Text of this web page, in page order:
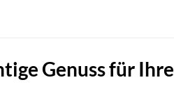
Genuss für Ihre